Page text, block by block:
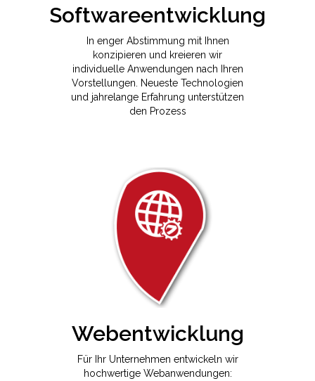
In enger Abstimmung mit Ihnen
konzipieren und kreieren wir
individuelle Anwendungen nach Ihren
Vorstellungen. Neueste Technologien
und jahrelange Erfahrung unterstützen
den Prozess
Webentwicklung
Für Ihr Unternehmen entwickeln wir
hochwertige Webanwendungen: